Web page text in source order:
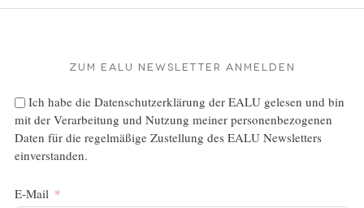
Zum EALU Newsletter anmelden
Ich habe die Datenschutzerklärung der EALU gelesen und bin
mit der Verarbeitung und Nutzung meiner personenbezogenen
Daten für die regelmäßige Zustellung des EALU Newsletters
einverstanden.
E-Mail